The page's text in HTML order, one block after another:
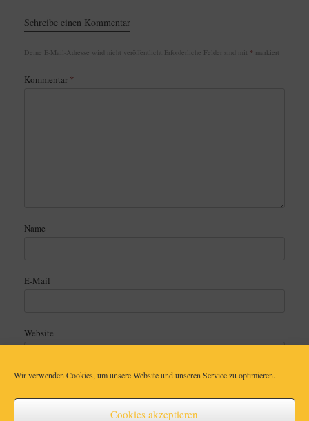
Wir verwenden Cookies, um unsere Website und unseren Service zu optimieren.
Cookies akzeptieren
Schreibe einen Kommentar
Deine E-Mail-Adresse wird nicht veröffentlicht. Erforderliche Felder sind mit * markiert
Kommentar *
Name
E-Mail
Website